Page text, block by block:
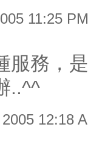
11:25 PM
服務，
..^^
12:18